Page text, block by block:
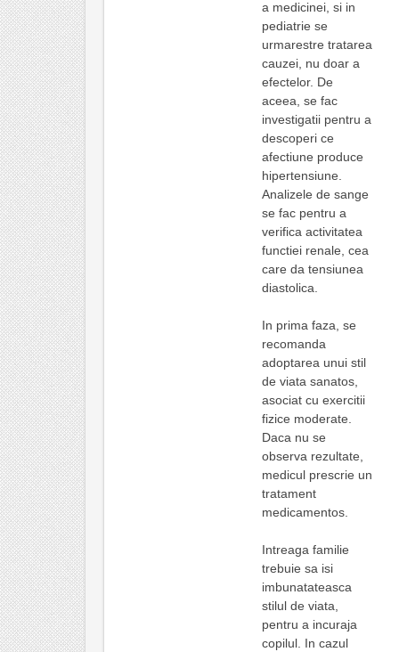
a medicinei, si in
pediatrie se
urmarestre tratarea
cauzei, nu doar a
efectelor. De
aceea, se fac
investigatii pentru a
descoperi ce
afectiune produce
hipertensiune.
Analizele de sange
se fac pentru a
verifica activitatea
functiei renale, cea
care da tensiunea
diastolica.
In prima faza, se
recomanda
adoptarea unui stil
de viata sanatos,
asociat cu exercitii
fizice moderate.
Daca nu se
observa rezultate,
medicul prescrie un
tratament
medicamentos.
Intreaga familie
trebuie sa isi
imbunatateasca
stilul de viata,
pentru a incuraja
copilul. In cazul